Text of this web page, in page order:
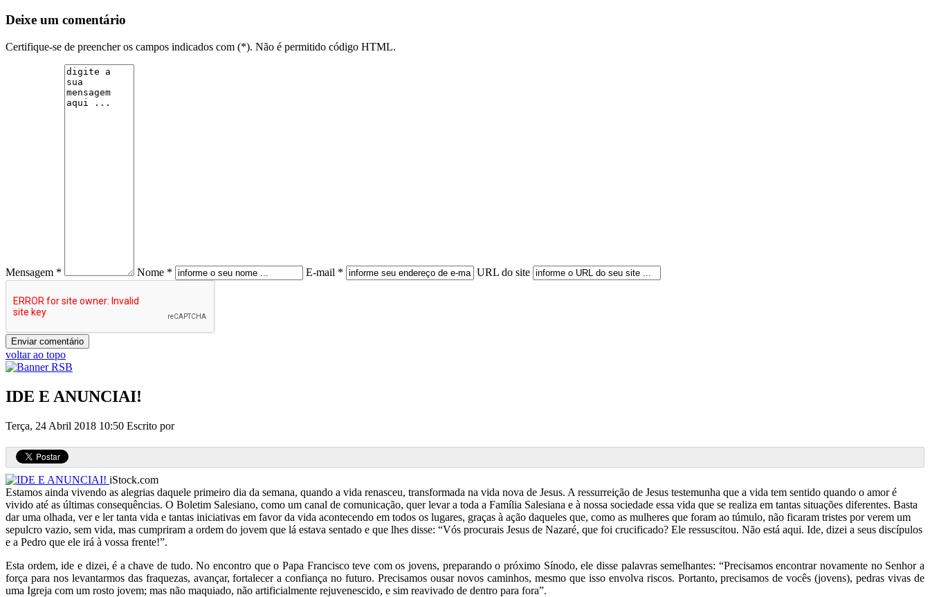
Deixe um comentário
Certifique-se de preencher os campos indicados com (*). Não é permitido código HTML.
Mensagem * Nome * E-mail * URL do site
voltar ao topo
IDE E ANUNCIAI!
Terça, 24 Abril 2018 10:50 Escrito por
iStock.com
Estamos ainda vivendo as alegrias daquele primeiro dia da semana, quando a vida renasceu, transformada na vida nova de Jesus. A ressurreição de Jesus testemunha que a vida tem sentido quando o amor é
vivido até as últimas consequências. O Boletim Salesiano, como um canal de comunicação, quer levar a toda a Família Salesiana e à nossa sociedade essa vida que se realiza em tantas situações diferentes. Basta
dar uma olhada, ver e ler tanta vida e tantas iniciativas em favor da vida acontecendo em todos os lugares, graças à ação daqueles que, como as mulheres que foram ao túmulo, não ficaram tristes por verem um
sepulcro vazio, sem vida, mas cumpriram a ordem do jovem que lá estava sentado e que lhes disse: “Vós procurais Jesus de Nazaré, que foi crucificado? Ele ressuscitou. Não está aqui. Ide, dizei a seus discípulos
e a Pedro que ele irá à vossa frente!”.
Esta ordem, ide e dizei, é a chave de tudo. No encontro que o Papa Francisco teve com os jovens, preparando o próximo Sínodo, ele disse palavras semelhantes: “Precisamos encontrar novamente no Senhor a
força para nos levantarmos das fraquezas, avançar, fortalecer a confiança no futuro. Precisamos ousar novos caminhos, mesmo que isso envolva riscos. Portanto, precisamos de vocês (jovens), pedras vivas de
uma Igreja com um rosto jovem; mas não maquiado, não artificialmente rejuvenescido, e sim reavivado de dentro para fora”.